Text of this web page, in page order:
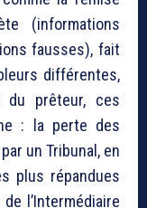
(informations
fausses), fait
différentes,
du prêteur, ces
: la perte des
un Tribunal, en
plus répandues
l’Intermédiaire